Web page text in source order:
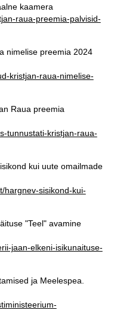
kaamera
raua-preemia-palvisid-
nimelise preemia 2024
kristjan-raua-nimelise-
Raua preemia
tunnustati-kristjan-raua-
kui uute omailmade
hargnev-sisikond-kui-
"Teel" avamine
jaan-elkeni-isikunaituse-
ja Meelespea.